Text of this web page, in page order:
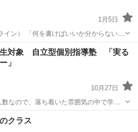
1月5日
分からない」
が苦手
望校に小論文が必要 学校では...
小論文
対象 自立型個別指導塾 「実る
」
10月27日
なので、落ち着いた雰囲気の中で学習
みの方や発達障害のお子様にたいして
クラス